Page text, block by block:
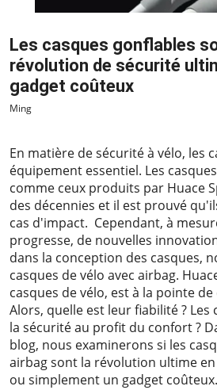
Les casques gonflables
révolution de sécurité
gadget coûteux
Ming
En matière de sécurité à vélo, les
équipement essentiel. Les
comme ceux produits par Huace
des décennies et il est prouvé
cas d'impact. Cependant, à
progresse, de nouvelles
dans la conception des casques,
casques de vélo avec airbag.
casques de vélo, est à la pointe
Alors, quelle est leur fiabilité ? Les
la sécurité au profit du confort ?
blog, nous examinerons si les
airbag sont la révolution ultime
ou simplement un gadget coûteux.